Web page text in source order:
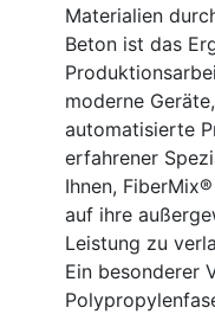
Materialien
Beton ist das
moderne
automatisierte
erfahrener
Ihnen,
auf ihre
Leistung zu
Ein besonderer